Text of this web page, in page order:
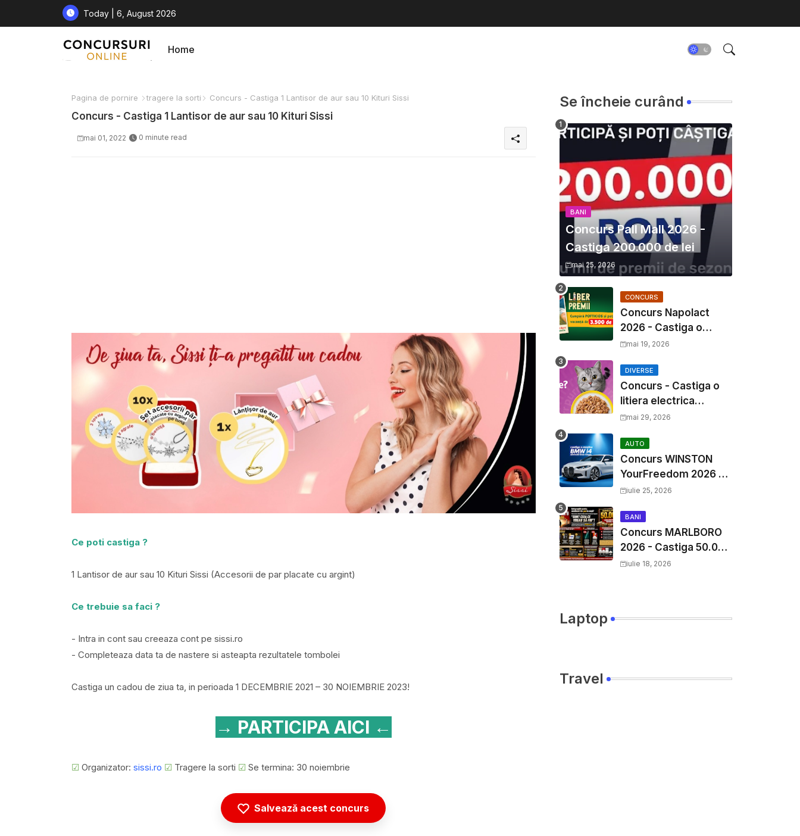
Today | 6, August 2026
Home
Pagina de pornire tragere la sorti Concurs - Castiga 1 Lantisor de aur sau 10 Kituri Sissi
Concurs - Castiga 1 Lantisor de aur sau 10 Kituri Sissi
mai 01, 2022 0 minute read
Ce poti castiga ?
1 Lantisor de aur sau 10 Kituri Sissi (Accesorii de par placate cu argint)
Ce trebuie sa faci ?
- Intra in cont sau creeaza cont pe sissi.ro
- Completeaza data ta de nastere si asteapta rezultatele tombolei
Castiga un cadou de ziua ta, in perioada 1 DECEMBRIE 2021 – 30 NOIEMBRIE 2023!
→ PARTICIPA AICI ←
☑ Organizator: sissi.ro ☑ Tragere la sorti ☑ Se termina: 30 noiembrie
Salvează acest concurs
Se încheie curând
BANI
Concurs Pall Mall 2026 -
Castiga 200.000 de lei
mai 25, 2026
CONCURS
Concurs Napolact
2026 - Castiga o
Vacanta de Familie de
mai 19, 2026
DIVERSE
Concurs - Castiga o
litiera electrica
Whiskas
mai 29, 2026
AUTO
Concurs WINSTON
YourFreedom 2026 -
Castiga o masina
premii cash
iulie 25, 2026
BANI
Concurs MARLBORO
2026 - Castiga 50.000
EURO pe
iulie 18, 2026
Laptop
Travel